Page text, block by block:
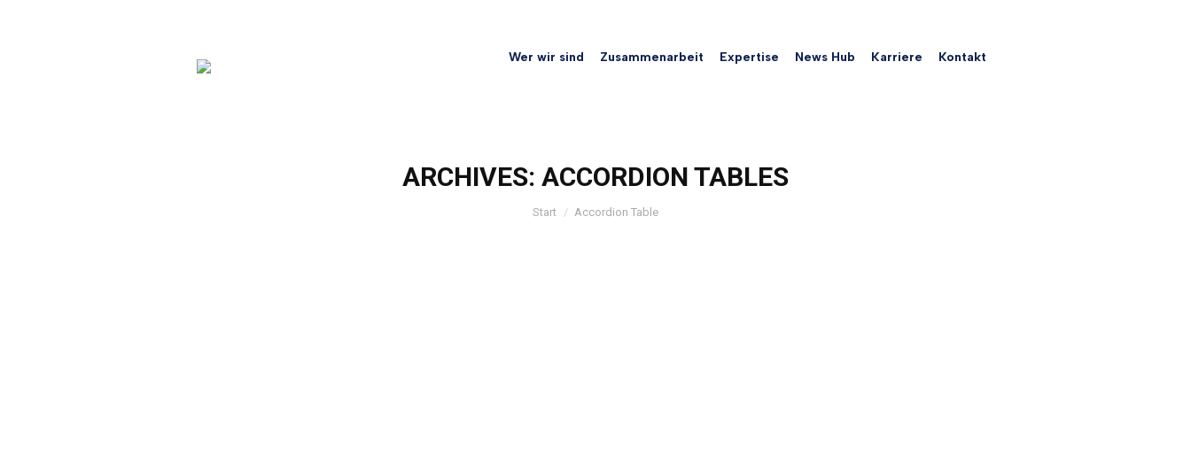
Wer wir sind Zusammenarbeit Expertise News Hub Karriere Kontakt
ARCHIVES: ACCORDION TABLES
Start Accordion Table